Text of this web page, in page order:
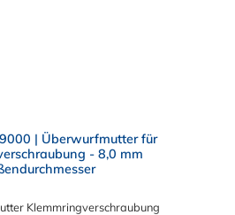
| Überwurfmutter für
- 8,0 mm
Klemmringverschraubung